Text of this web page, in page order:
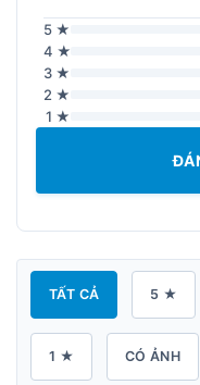
5 ★
4 ★
3 ★
2 ★
1 ★
TẤT CẢ 5 ★
1 ★ CÓ ẢNH